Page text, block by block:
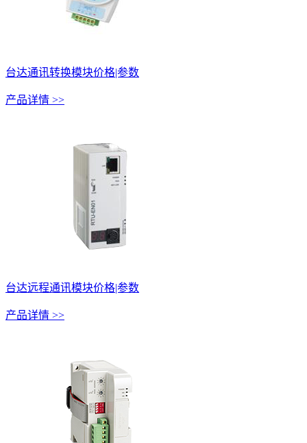
台达通讯转换模块价格|参数
产品详情 >>
台达远程通讯模块价格|参数
产品详情 >>